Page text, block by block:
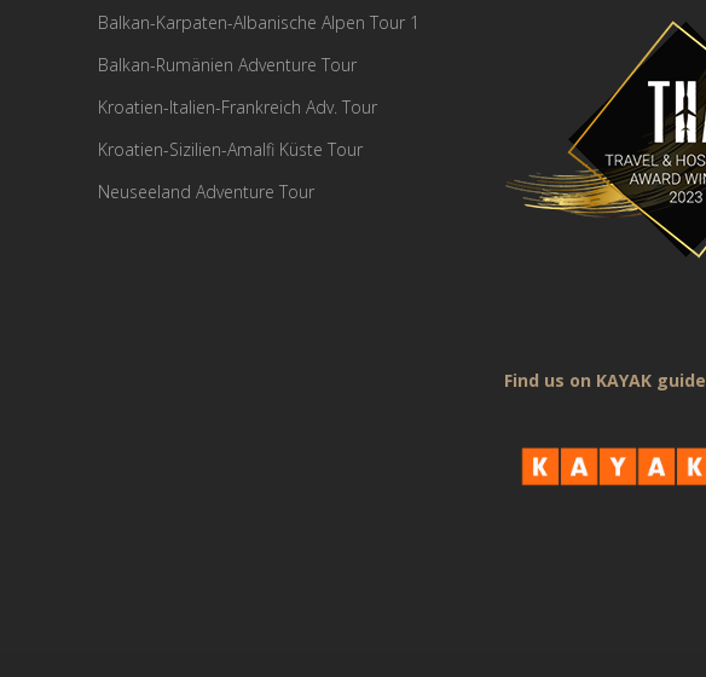
Balkan-Karpaten-Albanische Alpen Tour 1
Balkan-Rumänien Adventure Tour
Kroatien-Italien-Frankreich Adv. Tour
Kroatien-Sizilien-Amalfi Küste Tour
Neuseeland Adventure Tour
Find us on KAYAK